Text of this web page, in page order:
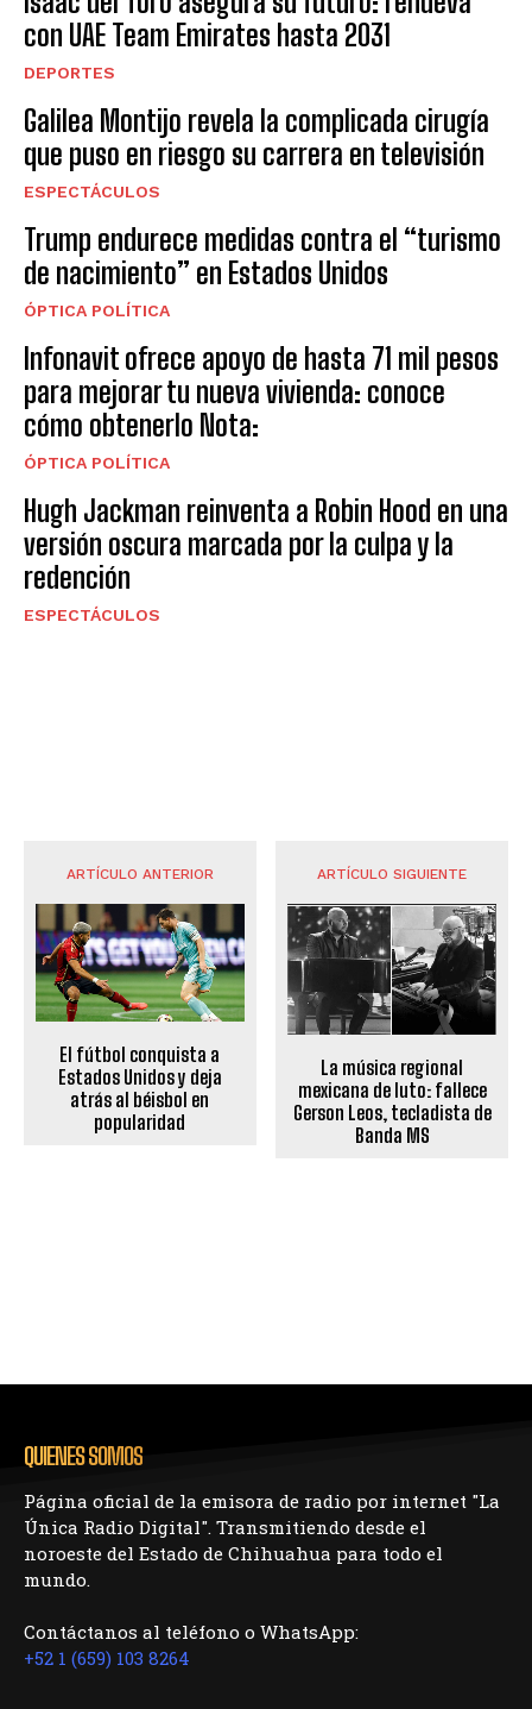
con UAE Team Emirates hasta 2031
DEPORTES
Galilea Montijo revela la complicada cirugía
que puso en riesgo su carrera en televisión
ESPECTÁCULOS
Trump endurece medidas contra el “turismo
de nacimiento” en Estados Unidos
ÓPTICA POLÍTICA
Infonavit ofrece apoyo de hasta 71 mil pesos
para mejorar tu nueva vivienda: conoce
cómo obtenerlo Nota:
ÓPTICA POLÍTICA
Hugh Jackman reinventa a Robin Hood en una
versión oscura marcada por la culpa y la
redención
ESPECTÁCULOS
ARTÍCULO ANTERIOR
El fútbol conquista a
Estados Unidos y deja
atrás al béisbol en
popularidad
ARTÍCULO SIGUIENTE
La música regional
mexicana de luto: fallece
Gerson Leos, tecladista de
Banda MS
QUIENES SOMOS
Página oficial de la emisora de radio por internet "La
Única Radio Digital". Transmitiendo desde el
noroeste del Estado de Chihuahua para todo el
mundo.
Contáctanos al teléfono o WhatsApp:
+52 1 (659) 103 8264